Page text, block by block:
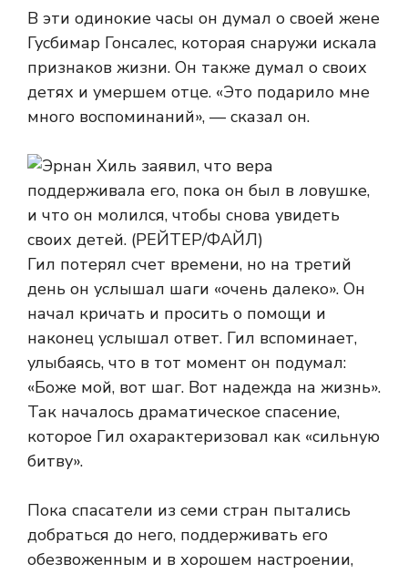
В эти одинокие часы он думал о своей жене
Гусбимар Гонсалес, которая снаружи искала
признаков жизни. Он также думал о своих
детях и умершем отце. «Это подарило мне
много воспоминаний», — сказал он.
Гил потерял счет времени, но на третий
день он услышал шаги «очень далеко». Он
начал кричать и просить о помощи и
наконец услышал ответ. Гил вспоминает,
улыбаясь, что в тот момент он подумал:
«Боже мой, вот шаг. Вот надежда на жизнь».
Так началось драматическое спасение,
которое Гил охарактеризовал как «сильную
битву».
Пока спасатели из семи стран пытались
добраться до него, поддерживать его
обезвоженным и в хорошем настроении,